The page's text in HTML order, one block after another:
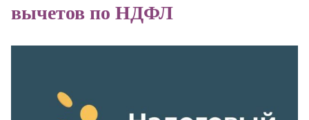
вычетов по НДФЛ